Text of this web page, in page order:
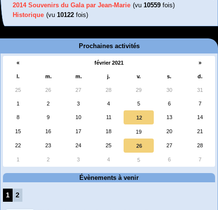
2014 Souvenirs du Gala par Jean-Marie (vu 10559 fois)
Historique (vu 10122 fois)
Prochaines activités
« février 2021 »
l. m. m. j. v. s. d.
25 26 27 28 29 30 31
1 2 3 4 5 6 7
8 9 10 11 12 13 14
15 16 17 18 19 20 21
22 23 24 25 26 27 28
1 2 3 4 5 6 7
Évènements à venir
1 2